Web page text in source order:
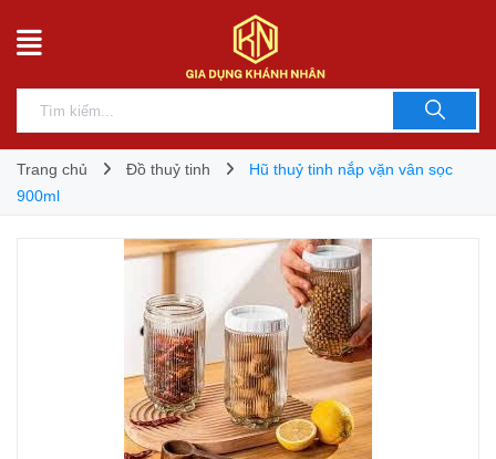
Trang chủ Đồ thuỷ tinh
Hũ thuỷ tinh nắp vặn vân sọc
900ml